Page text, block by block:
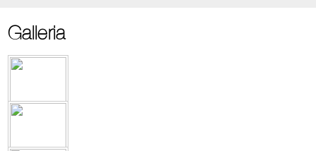
Galleria